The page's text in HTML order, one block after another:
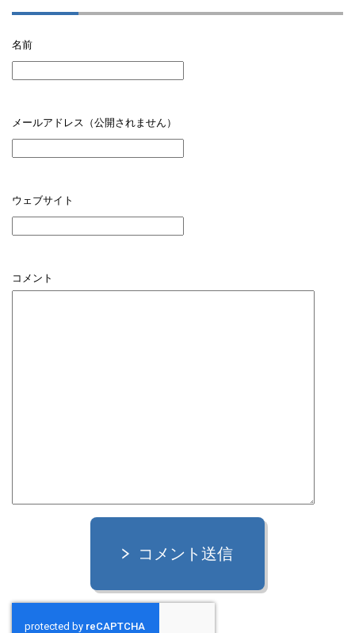
名前
メールアドレス（公開されません）
ウェブサイト
コメント
コメント送信